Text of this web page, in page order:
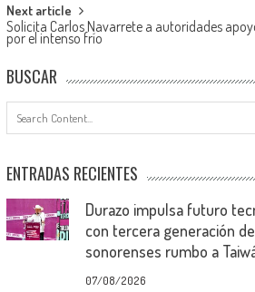
Next article
Solicita Carlos Navarrete a autoridades
por el intenso frío
BUSCAR
ENTRADAS RECIENTES
Durazo impulsa futuro
con tercera generación
sonorenses rumbo a
07/08/2026